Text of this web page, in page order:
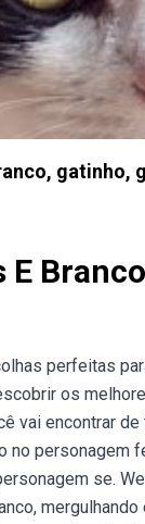
gatinho,
E
perfeitas
os
vai encontrar
personagem
se.